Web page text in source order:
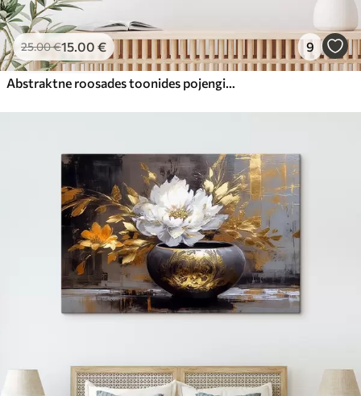
25.00€15.00 € 9
Abstraktne roosades toonides pojengide kimp